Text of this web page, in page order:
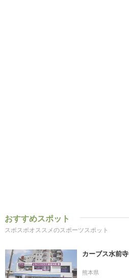
おすすめスポット
スポスポオススメのスポーツスポット
カーブス水前寺
熊本県